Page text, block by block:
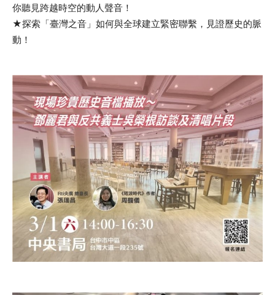
你聽見跨越時空的動人聲音！
★探索「臺灣之音」如何與全球建立緊密聯繫，見證歷史的脈
動！